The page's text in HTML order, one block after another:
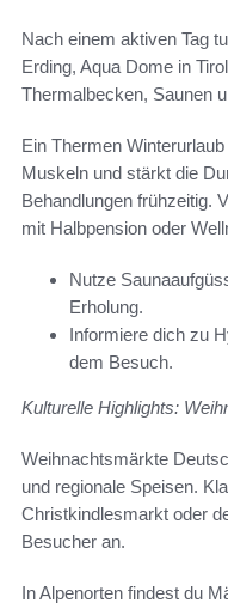
Nach einem aktiven Tag
Erding, Aqua Dome in
Thermalbecken, Saunen
Ein Thermen
Muskeln und stärkt die
Behandlungen frühzeitig.
mit Halbpension oder
Nutze
Erholung.
Informiere dich zu
dem Besuch.
Kulturelle Highlights:
Weihnachtsmärkte
und regionale Speisen.
Christkindlesmarkt oder
Besucher an.
In Alpenorten findest du